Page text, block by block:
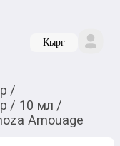
Кырг
/
/ 10 мл /
Amouage